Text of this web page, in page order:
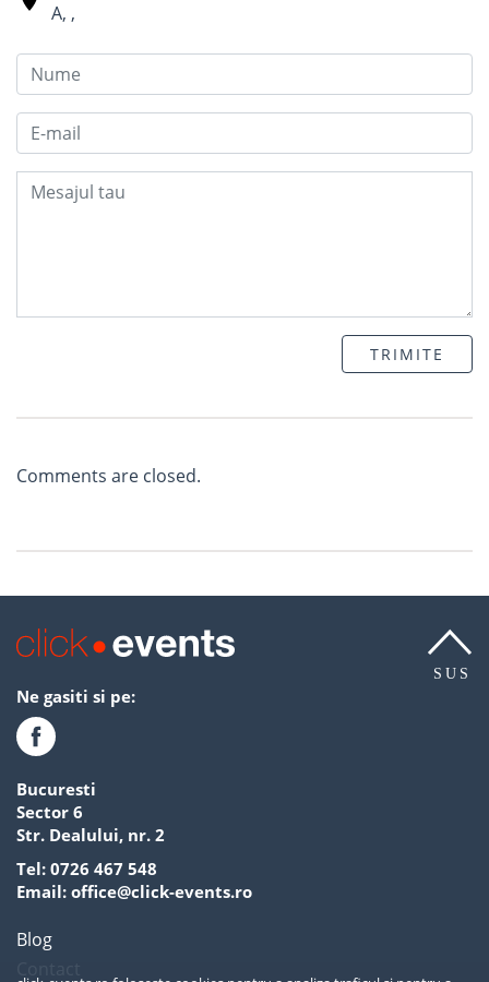
A, ,
TRIMITE
Comments are closed.
SUS
Ne gasiti si pe:
Bucuresti
Sector 6
Str. Dealului, nr. 2
Tel: 0726 467 548
Email: office@click-events.ro
Blog